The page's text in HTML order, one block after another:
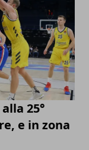
25°
e in zona